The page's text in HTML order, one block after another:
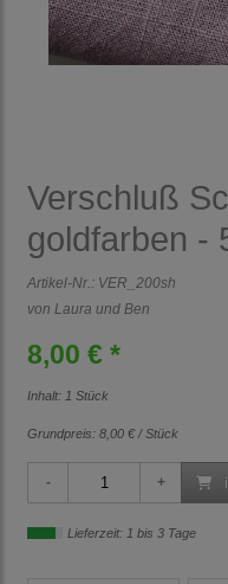
Verschluß
goldfarben -
Artikel-Nr.: VER_200sh
von Laura und Ben
8,00 € *
Inhalt: 1 Stück
Grundpreis: 8,00 € / Stück
Lieferzeit: 1 bis 3 Tage